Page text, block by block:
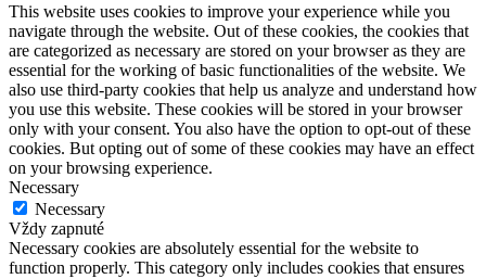
This website uses cookies to improve your experience while you
navigate through the website. Out of these cookies, the cookies that
are categorized as necessary are stored on your browser as they are
essential for the working of basic functionalities of the website. We
also use third-party cookies that help us analyze and understand how
you use this website. These cookies will be stored in your browser
only with your consent. You also have the option to opt-out of these
cookies. But opting out of some of these cookies may have an effect
on your browsing experience.
Necessary
Necessary
Vždy zapnuté
Necessary cookies are absolutely essential for the website to
function properly. This category only includes cookies that ensures